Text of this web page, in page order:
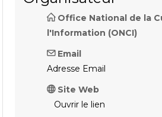
Office National de la
l'Information (ONCI)
Email
Adresse Email
Site Web
Ouvrir le lien